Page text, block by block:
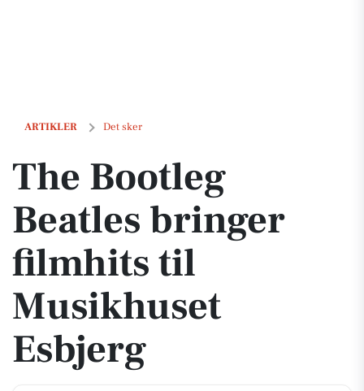
ARTIKLER Det sker
The Bootleg Beatles bringer filmhits til Musikhuset Esbjerg
The Bootleg
Beatles bringer
filmhits til
Musikhuset
Esbjerg